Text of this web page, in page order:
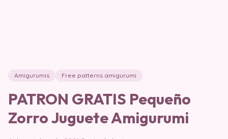
Amigurumis Free patterns amigurumi
PATRON GRATIS Pequeño
Zorro Juguete Amigurumi